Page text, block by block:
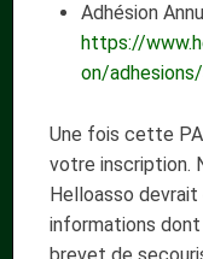
Adhésion
https://
on/
Une fois cette
votre inscription.
Helloasso
informations dont